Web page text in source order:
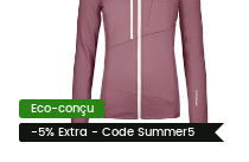
Eco-conçu
-5% Extra - Code Summer5